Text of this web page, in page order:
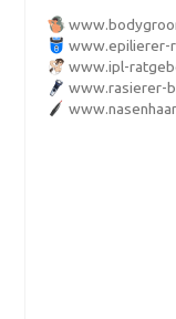
www.epilierer-
www.ipl-
www.rasierer-